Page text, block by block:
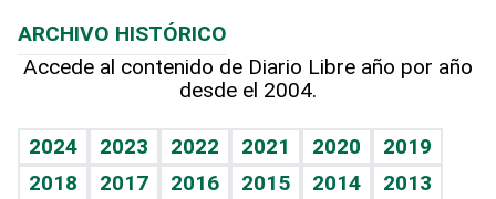
Hablando con el pediatra
Vida y familia
Eñe
TBT Deportivo
Más firmas
Hecho en casa
Guía del dinero
Cumpleaños
Horóscopos
Crucigramas
ARCHIVO HISTÓRICO
Accede al contenido de Diario Libre año por año
desde el 2004.
2024 2023 2022 2021 2020
2019
2018
2017 2016 2015 2014
2013